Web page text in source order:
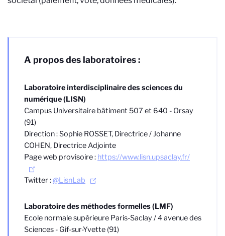
A propos des laboratoires :
Laboratoire interdisciplinaire des sciences du
numérique (LISN)
Campus Universitaire bâtiment 507 et 640 - Orsay
(91)
Direction : Sophie ROSSET, Directrice / Johanne
COHEN, Directrice Adjointe
Page web provisoire : https://www.lisn.upsaclay.fr/
Twitter :@LisnLab
Laboratoire des méthodes formelles (LMF)
Ecole normale supérieure Paris-Saclay / 4 avenue des
Sciences - Gif-sur-Yvette (91)